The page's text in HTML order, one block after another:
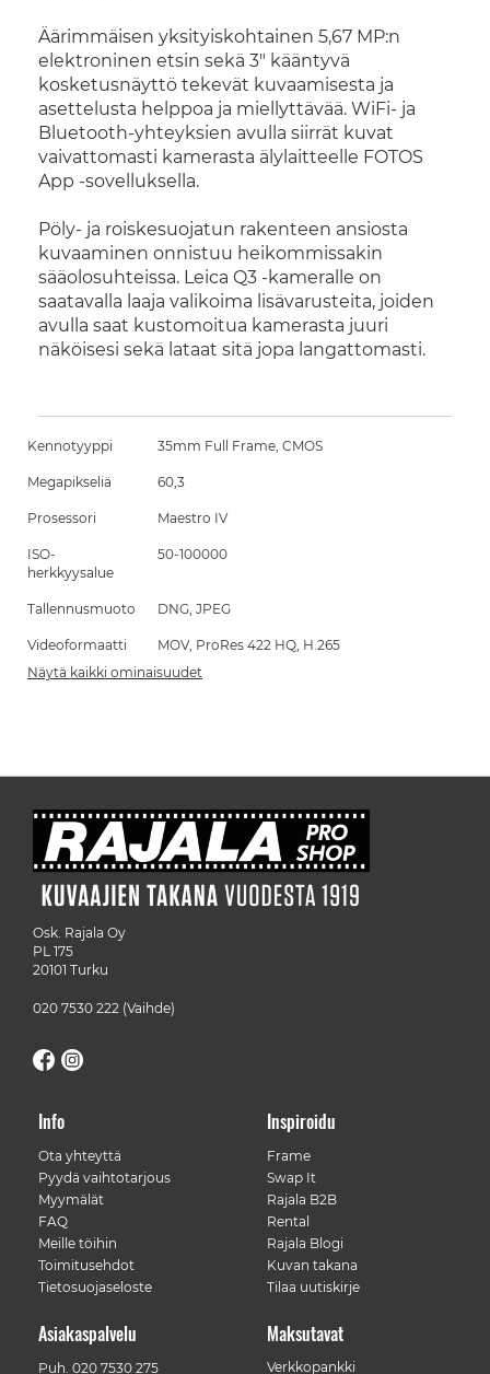
Äärimmäisen yksityiskohtainen 5,67 MP:n
elektroninen etsin sekä 3" kääntyvä
kosketusnäyttö tekevät kuvaamisesta ja
asettelusta helppoa ja miellyttävää. WiFi- ja
Bluetooth-yhteyksien avulla siirrät kuvat
vaivattomasti kamerasta älylaitteelle FOTOS
App -sovelluksella.
Pöly- ja roiskesuojatun rakenteen ansiosta
kuvaaminen onnistuu heikommissakin
sääolosuhteissa. Leica Q3 -kameralle on
saatavalla laaja valikoima lisävarusteita, joiden
avulla saat kustomoitua kamerasta juuri
näköisesi sekä lataat sitä jopa langattomasti.
Kennotyyppi 35mm Full Frame, CMOS
Megapikseliä 60,3
Prosessori Maestro IV
ISO-
herkkyysalue
50-100000
Tallennusmuoto DNG, JPEG
Videoformaatti
MOV, ProRes 422 HQ, H.265
Näytä kaikki ominaisuudet
Osk. Rajala Oy
PL 175
20101 Turku
020 7530 222 (Vaihde)
Info
Ota yhteyttä
Pyydä vaihtotarjous
Myymälät
FAQ
Meille töihin
Toimitusehdot
Tietosuojaseloste
Inspiroidu
Frame
Swap It
Rajala B2B
Rental
Rajala Blogi
Kuvan takana
Tilaa uutiskirje
Maksutavat
Verkkopankki
Asiakaspalvelu
Puh. 020 7530 275